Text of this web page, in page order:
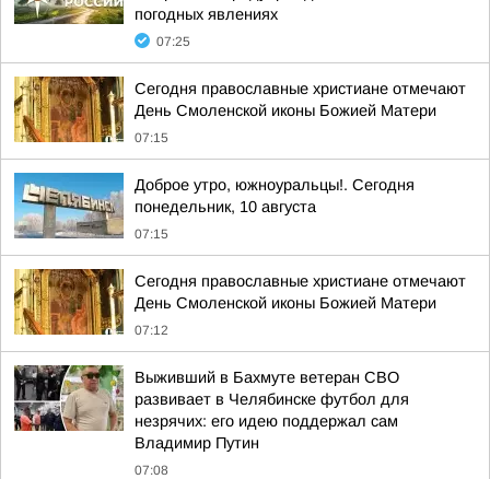
погодных явлениях
07:25
Сегодня православные христиане отмечают
День Смоленской иконы Божией Матери
07:15
Доброе утро, южноуральцы!. Сегодня
понедельник, 10 августа
07:15
Сегодня православные христиане отмечают
День Смоленской иконы Божией Матери
07:12
Выживший в Бахмуте ветеран СВО
развивает в Челябинске футбол для
незрячих: его идею поддержал сам
Владимир Путин
07:08